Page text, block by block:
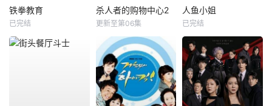
铁拳教育
已完结
杀人者的购物中心2
更新至第06集
人鱼小姐
已完结